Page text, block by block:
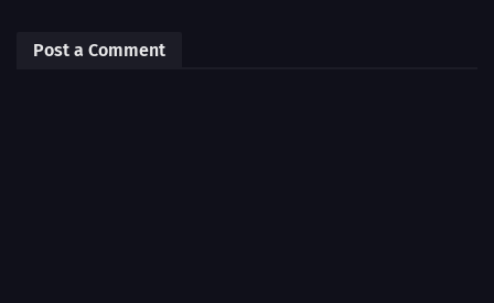
Post a Comment